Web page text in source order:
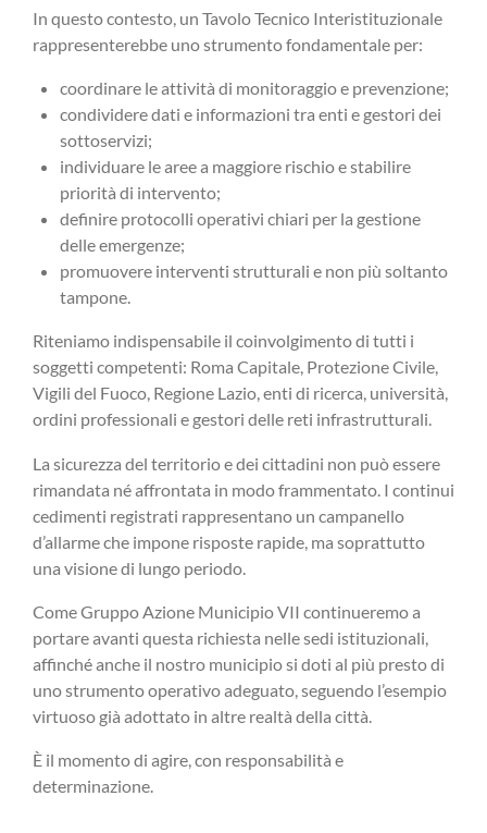
In questo contesto, un Tavolo Tecnico Interistituzionale
rappresenterebbe uno strumento fondamentale per:
coordinare le attività di monitoraggio e prevenzione;
condividere dati e informazioni tra enti e gestori dei
sottoservizi;
individuare le aree a maggiore rischio e stabilire
priorità di intervento;
definire protocolli operativi chiari per la gestione
delle emergenze;
promuovere interventi strutturali e non più soltanto
tampone.
Riteniamo indispensabile il coinvolgimento di tutti i
soggetti competenti: Roma Capitale, Protezione Civile,
Vigili del Fuoco, Regione Lazio, enti di ricerca, università,
ordini professionali e gestori delle reti infrastrutturali.
La sicurezza del territorio e dei cittadini non può essere
rimandata né affrontata in modo frammentato. I continui
cedimenti registrati rappresentano un campanello
d’allarme che impone risposte rapide, ma soprattutto
una visione di lungo periodo.
Come Gruppo Azione Municipio VII continueremo a
portare avanti questa richiesta nelle sedi istituzionali,
affinché anche il nostro municipio si doti al più presto di
uno strumento operativo adeguato, seguendo l’esempio
virtuoso già adottato in altre realtà della città.
È il momento di agire, con responsabilità e
determinazione.